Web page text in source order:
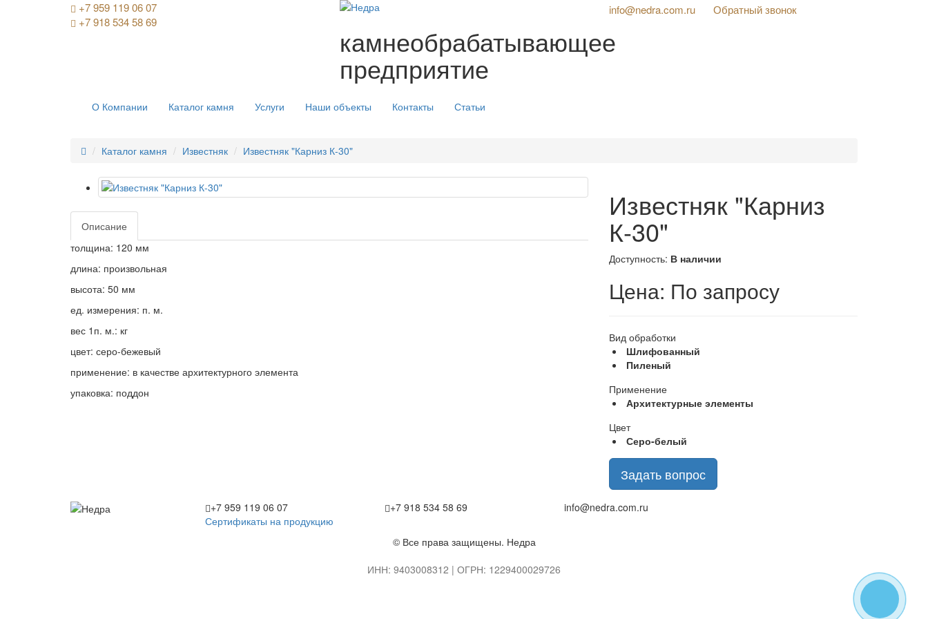
+7 959 119 06 07
+7 918 534 58 69
камнеобрабатывающее
предприятие
info@nedra.com.ru Обратный звонок
О Компании Каталог камня Услуги Наши объекты Контакты Статьи
Каталог камня Известняк Известняк "Карниз К-30"
Описание
толщина: 120 мм
длина: произвольная
высота: 50 мм
ед. измерения: п. м.
вес 1п. м.: кг
цвет: серо-бежевый
применение: в качестве архитектурного элемента
упаковка: поддон
Известняк "Карниз
К-30"
Доступность: В наличии
Цена: По запросу
Вид обработки
Шлифованный
Пиленый
Применение
Архитектурные элементы
Цвет
Серо-белый
Задать вопрос
+7 959 119 06 07 +7 918 534 58 69
info@nedra.com.ru
Сертификаты на продукцию
© Все права защищены. Недра
ИНН: 9403008312 | ОГРН: 1229400029726